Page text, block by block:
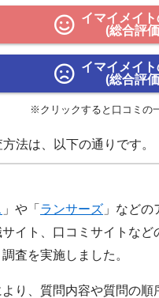
イマイメイ
(総合評
イマイメイ
(総合評
※クリックすると口コミの
法は、以下の通りです。
」や「 ランサーズ 」など
イト、口コミサイトな
査を実施しました。
り、質問内容や質問の順